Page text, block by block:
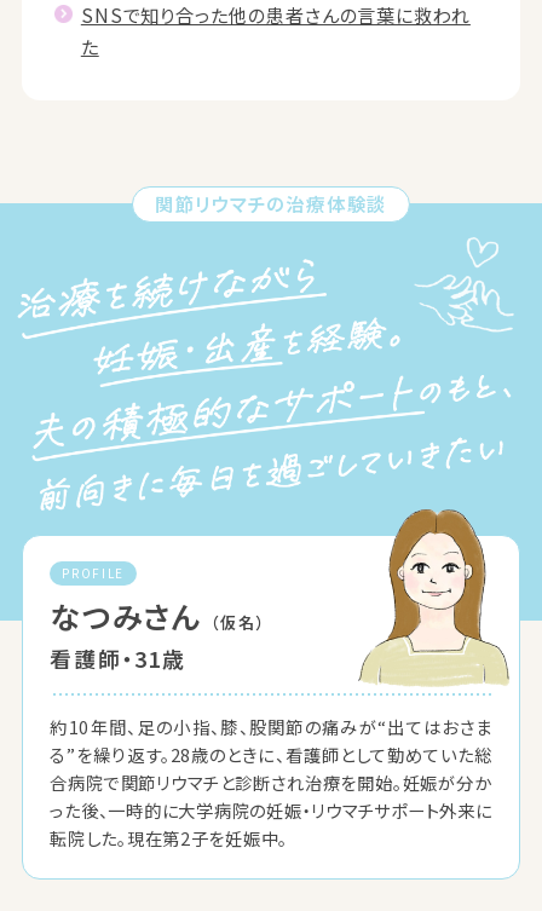
SNSで知り合った他の患者さんの言葉に救われ
た
関節リウマチの治療体験談
PROFILE
なつみさん （仮名）
看護師・31歳
約10年間、足の小指、膝、股関節の痛みが“出てはおさま
る”を繰り返す。28歳のときに、看護師として勤めていた総
合病院で関節リウマチと診断され治療を開始。妊娠が分か
った後、一時的に大学病院の妊娠・リウマチサポート外来に
転院した。現在第2子を妊娠中。